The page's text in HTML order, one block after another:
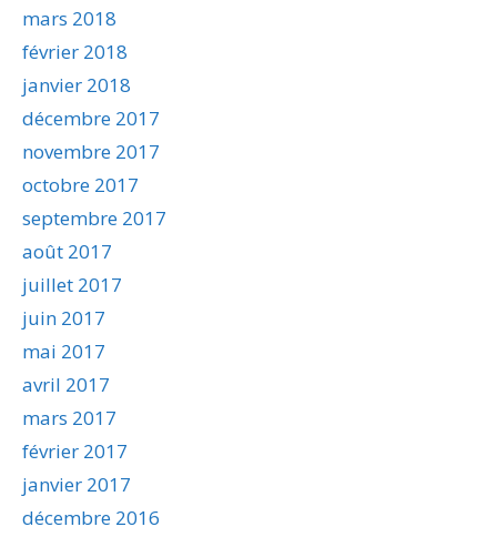
mars 2018
février 2018
janvier 2018
décembre 2017
novembre 2017
octobre 2017
septembre 2017
août 2017
juillet 2017
juin 2017
mai 2017
avril 2017
mars 2017
février 2017
janvier 2017
décembre 2016